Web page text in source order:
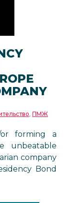
, ПМЖ
or forming a
unbeatable
company
Bond